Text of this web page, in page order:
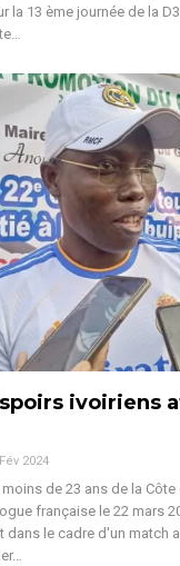
la 13 ème journée de la
…
ivoiriens
2024
de 23 ans de la Côte
française le 22 mars
dans le cadre d'un match